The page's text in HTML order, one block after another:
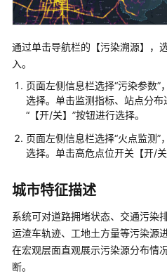
大
气
能
大
气
监
管
治
台
Maps
登
通过单击导航栏的【污染溯源】，
入。
页面左侧信息栏选择“污染参数”
选择。单击监测指标、站点分
“【开/关】”按钮进行选择。
页面左侧信息栏选择“火点监测
选择。单击高危点位开关【开/关
城市特征描述
系统可对道路拥堵状态、交通污染
运渣车轨迹、工地土方量等污染源
在宏观层面直观展示污染源分布情
断。